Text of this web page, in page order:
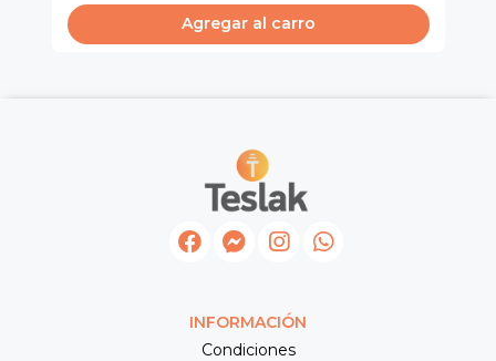
Agregar al carro
INFORMACIÓN
Condiciones